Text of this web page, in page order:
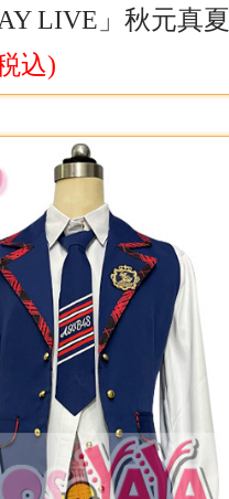
LIVE」秋元真
ダーメイド 花飾
ません
込)